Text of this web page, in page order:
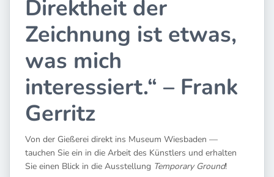
Direktheit der
Zeichnung ist etwas,
was mich
interessiert.“ – Frank
Gerritz
Von der Gießerei direkt ins Museum Wiesbaden —
tauchen Sie ein in die Arbeit des Künstlers und erhalten
Sie einen Blick in die Ausstellung Temporary Ground!